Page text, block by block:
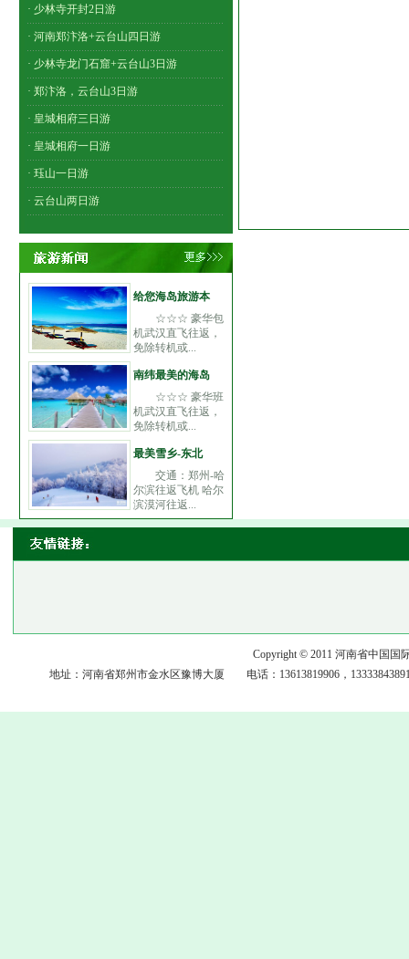
· 少林寺开封2日游
· 河南郑汴洛+云台山四日游
· 少林寺龙门石窟+云台山3日游
· 郑汴洛，云台山3日游
· 皇城相府三日游
· 皇城相府一日游
· 珏山一日游
· 云台山两日游
给您海岛旅游本
☆☆☆ 豪华包
机武汉直飞往返，
免除转机或...
南纬最美的海岛
☆☆☆ 豪华班
机武汉直飞往返，
免除转机或...
最美雪乡-东北
交通：郑州-哈
尔滨往返飞机 哈尔
滨漠河往返...
Copyright © 2011 河南省中国
地址：河南省郑州市金水区豫博大厦 电话：13613819906，13333843891